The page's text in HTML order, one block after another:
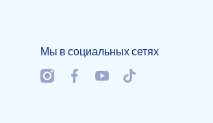
Мы в социальных сетях
instagramcom/chadouzb
facebookcom/chadouzb
youtubecom/@chado982
tiktokcom/